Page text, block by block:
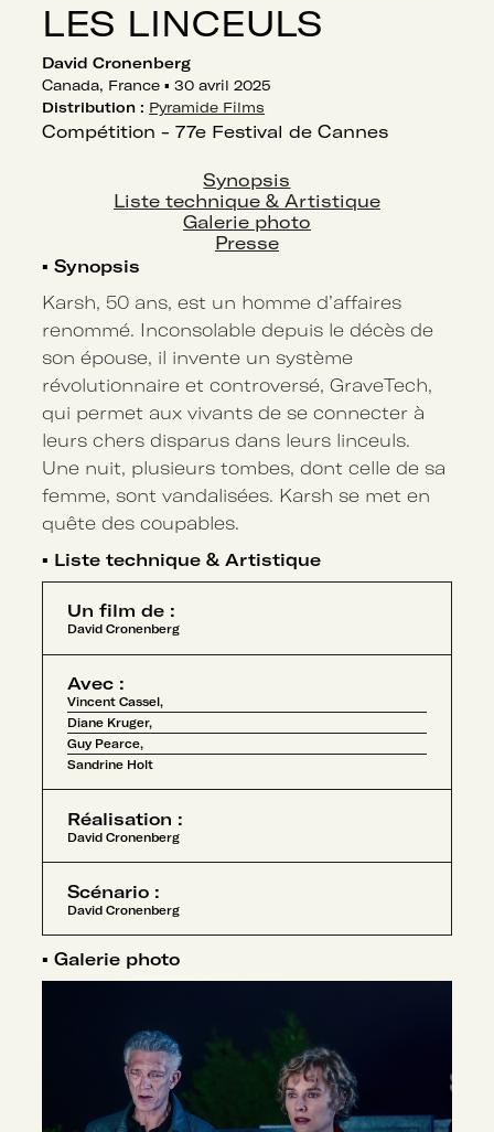
LES LINCEULS
David Cronenberg
Canada, France ▪ 30 avril 2025
Distribution : Pyramide Films
Compétition - 77e Festival de Cannes
Synopsis
Liste technique & Artistique
Galerie photo
Presse
▪Synopsis
Karsh, 50 ans, est un homme d’affaires
renommé. Inconsolable depuis le décès de
son épouse, il invente un système
révolutionnaire et controversé, GraveTech,
qui permet aux vivants de se connecter à
leurs chers disparus dans leurs linceuls.
Une nuit, plusieurs tombes, dont celle de sa
femme, sont vandalisées. Karsh se met en
quête des coupables.
▪ Liste technique & Artistique
Un film de :
David Cronenberg
Avec :
Vincent Cassel,
Diane Kruger,
Guy Pearce,
Sandrine Holt
Réalisation :
David Cronenberg
Scénario :
David Cronenberg
▪Galerie photo